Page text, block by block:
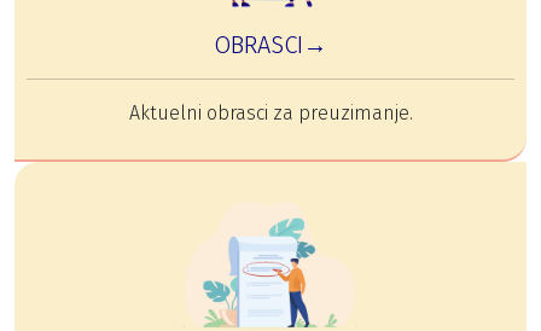
OBRASCI→
Aktuelni obrasci za preuzimanje.